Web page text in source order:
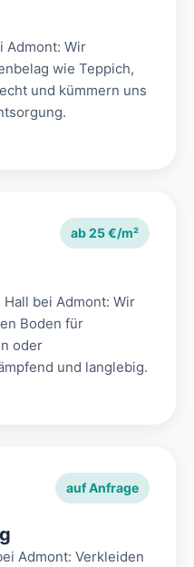
Admont: Wir
wie Teppich,
und kümmern uns
ab 25 €/m²
bei Admont: Wir
Boden für
oder
und langlebig.
auf Anfrage
Admont: Verkleiden